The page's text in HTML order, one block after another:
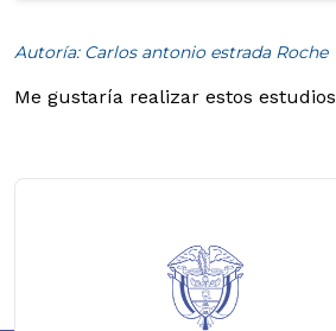
Autoría: Carlos antonio estrada Roche
Me gustaría realizar estos estudios